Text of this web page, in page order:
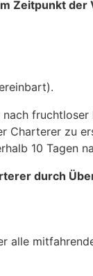
Zeitpunkt
Charterer zu
10 Tagen
durch
alle